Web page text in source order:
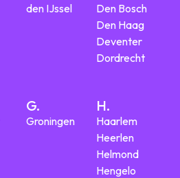
den IJssel
Den Bosch
Den Haag
Deventer
Dordrecht
G.
Groningen
H.
Haarlem
Heerlen
Helmond
Hengelo